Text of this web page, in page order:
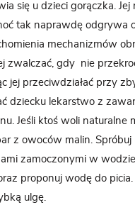
się u dzieci gorączka. Jej
tak naprawdę odgrywa
mechanizmów
zwalczać, gdy nie
jej przeciwdziałać przy
dziecku lekarstwo z
Jeśli ktoś woli naturalne
z owoców malin. Spróbuj
zamoczonymi w
proponuj wodę do picia.
ulgę.